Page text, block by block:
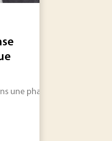
une phase cruciale.